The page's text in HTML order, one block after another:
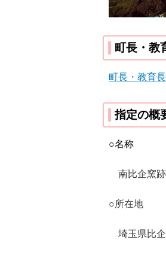
町長・教
町長・教育
指定の概
○名称
南比企窯跡
○所在地
埼玉県比